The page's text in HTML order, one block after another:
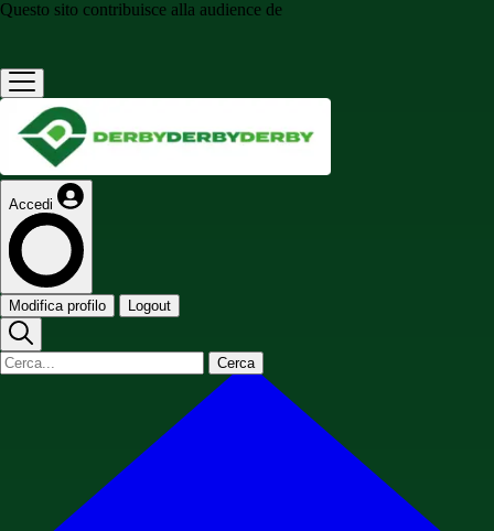
Questo sito contribuisce alla audience de
Accedi
Modifica profilo Logout
Cerca